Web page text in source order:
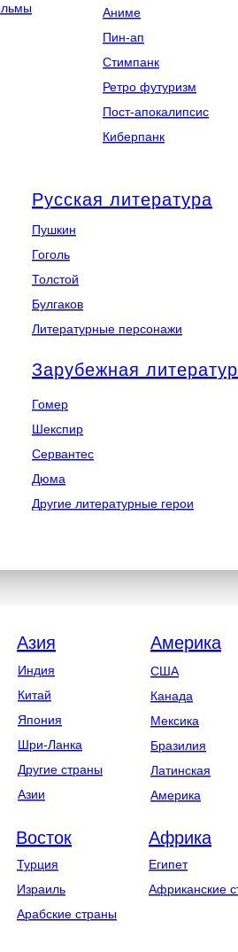
Аниме
Пин-ап
Стимпанк
Ретро футуризм
Пост-апокалипсис
Киберпанк
Русская литература
Пушкин
Гоголь
Толстой
Булгаков
Литературные персонажи
Зарубежная
Гомер
Шекспир
Сервантес
Дюма
Другие литературные герои
Египет
Африканские
Африка
США
Канада
Мексика
Бразилия
Латинская
Америка
Америка
Индия
Китай
Япония
Шри-Ланка
Другие страны
Азии
Азия
Восток
Турция
Израиль
Арабские страны